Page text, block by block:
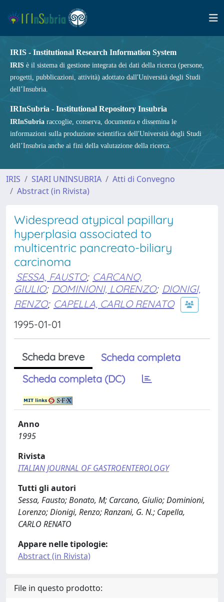
IRIS - Institutional Research Information System
IRIS è il sistema di gestione integrata dei dati della ricerca (persone,
progetti, pubblicazioni, attività) adottato dall'Università degli Studi
dell’Insubria.
IRInSubria - Institutional Repository Insubria
IRInSubria raccoglie, conserva, documenta e dissemina le
informazioni sulla produzione scientifica dell'Università degli Studi
dell’Insubria anche ai fini della valutazione della ricerca.
IRIS SIARI UNINSUBRIA
Atti di Convegno
Abstract (in Rivista)
Widespread atypical papillary
hyperplasia associated to
multicentric pancreato-biliary
carcinoma
SESSA, FAUSTO; CARCANO,
GIULIO; DOMINIONI, LORENZO; DIONIGI,
RENZO; CAPELLA, CARLO RENATO
1995-01-01
Scheda breve
Scheda completa
Scheda completa (DC)
Anno
1995
Rivista
ITALIAN JOURNAL OF GASTROENTEROLOGY
Tutti gli autori
Sessa, Fausto; Bonato, M; Carcano, Giulio; Dominioni,
Lorenzo; Dionigi, Renzo; Ranzani, G. N.; Capella,
CARLO RENATO
Appare nelle tipologie:
Abstract (in Rivista)
File in questo prodotto: